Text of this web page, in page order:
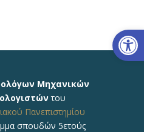
Μηχανικών
του
Πανεπιστημίου
σπουδών 5ετούς